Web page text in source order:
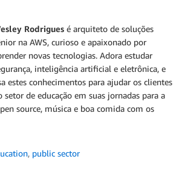
Rodrigues é arquiteto de soluções
na AWS, curioso e apaixonado por
novas tecnologias. Adora estudar
inteligência artificial e eletrônica, e
estes conhecimentos para ajudar os clientes
setor de educação em suas jornadas para a
source, música e boa comida com os
, public sector